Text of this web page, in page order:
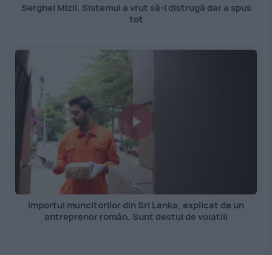
Serghei Mizil. Sistemul a vrut să-l distrugă dar a spus
tot
Importul muncitorilor din Sri Lanka, explicat de un
antreprenor român. Sunt destul de volatili